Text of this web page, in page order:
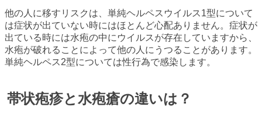
他の人に移すリスクは、単純ヘルペスウイルス1型について
は症状が出ていない時にはほとんど心配ありません。症状が
出ている時には水疱の中にウイルスが存在していますから、
水疱が破れることによって他の人にうつることがあります。
単純ヘルペス2型については性行為で感染します。
帯状疱疹と水疱瘡の違いは？